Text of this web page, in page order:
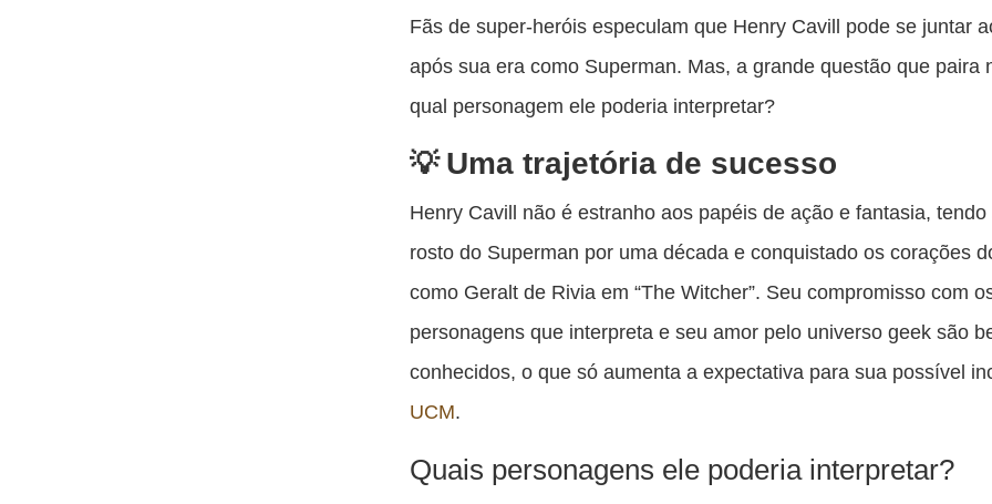
Fãs de super-heróis especulam que Henry Cavill pode se juntar
após sua era como Superman. Mas, a grande questão que paira
qual personagem ele poderia interpretar?
Uma trajetória de sucesso
Henry Cavill não é estranho aos papéis de ação e fantasia, tendo
rosto do Superman por uma década e conquistado os corações
como Geralt de Rivia em “The Witcher”. Seu compromisso com
personagens que interpreta e seu amor pelo universo geek são
conhecidos, o que só aumenta a expectativa para sua possível
UCM.
Quais personagens ele poderia interpretar?